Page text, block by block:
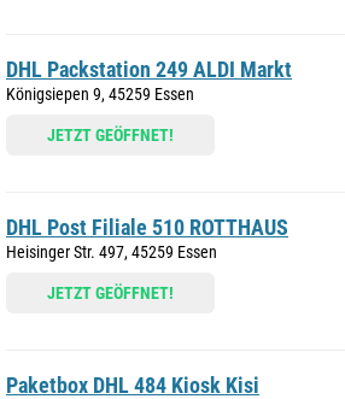
DHL Packstation 249 ALDI Markt
Königsiepen 9, 45259 Essen
JETZT GEÖFFNET!
DHL Post Filiale 510 ROTTHAUS
Heisinger Str. 497, 45259 Essen
JETZT GEÖFFNET!
Paketbox DHL 484 Kiosk Kisi